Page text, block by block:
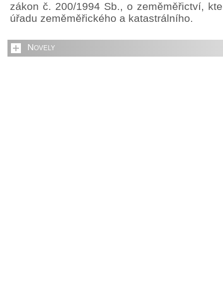
zákon č. 200/1994 Sb., o zeměměřictví,
úřadu zeměměřického a katastrálního.
Novely